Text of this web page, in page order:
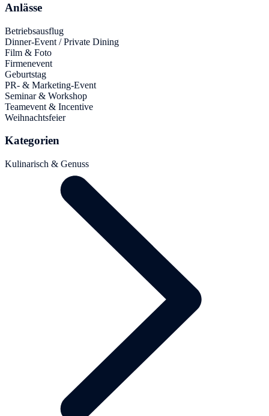
Anlässe
Betriebsausflug
Dinner-Event / Private Dining
Film & Foto
Firmenevent
Geburtstag
PR- & Marketing-Event
Seminar & Workshop
Teamevent & Incentive
Weihnachtsfeier
Kategorien
Kulinarisch & Genuss